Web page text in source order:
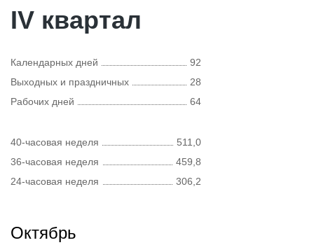
IV квартал
Календарных дней
92
Выходных и праздничных
28
Рабочих дней
64
40-часовая неделя
511,0
36-часовая неделя
459,8
24-часовая неделя
306,2
Октябрь